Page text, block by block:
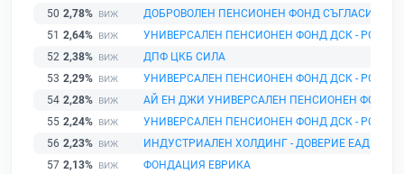
50 2,78%
ДОБРОВОЛЕН ПЕНСИОНЕН ФОНД СЪГЛАСИЕ
51 2,64%
УНИВЕРСАЛЕН ПЕНСИОНЕН ФОНД ДСК -
52 2,38%
ДПФ ЦКБ СИЛА
53 2,29%
УНИВЕРСАЛЕН ПЕНСИОНЕН ФОНД ДСК -
54 2,28%
АЙ ЕН ДЖИ УНИВЕРСАЛЕН ПЕНСИОНЕН ФОНД
55 2,24%
УНИВЕРСАЛЕН ПЕНСИОНЕН ФОНД ДСК -
56 2,23%
ИНДУСТРИАЛЕН ХОЛДИНГ - ДОВЕРИЕ ЕАД
57 2,13%
ФОНДАЦИЯ ЕВРИКА